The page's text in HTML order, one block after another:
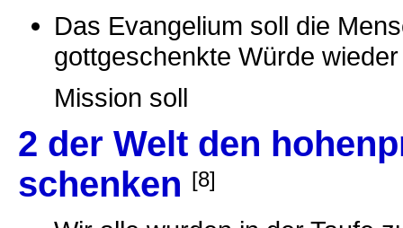
Das Evangelium soll die
gottgeschenkte Würde
Mission soll
2 der Welt den
schenken [8]